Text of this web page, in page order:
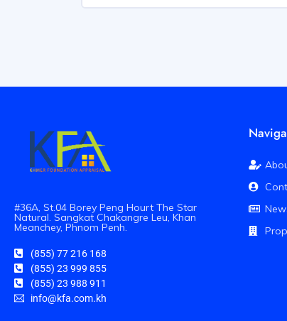
#36A, St.04 Borey Peng Hourt The Star
Natural. Sangkat Chakangre Leu, Khan
Meanchey, Phnom Penh.
(855) 77 216 168
(855) 23 999 855
(855) 23 988 911
info@kfa.com.kh